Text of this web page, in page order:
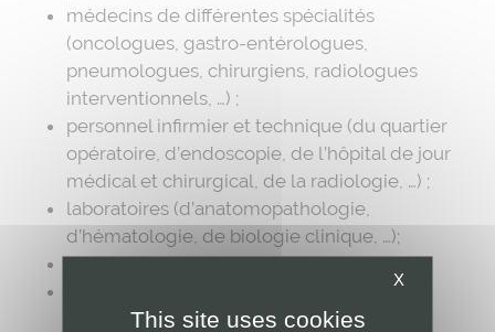
médecins de différentes spécialités
(oncologues, gastro-entérologues,
pneumologues, chirurgiens, radiologues
interventionnels, …) ;
personnel infirmier et technique (du quartier
opératoire, d’endoscopie, de l’hôpital de jour
médical et chirurgical, de la radiologie, …) ;
laboratoires (d’anatomopathologie,
d’hématologie, de biologie clinique, …);
biobanque,
X
This site uses cookies